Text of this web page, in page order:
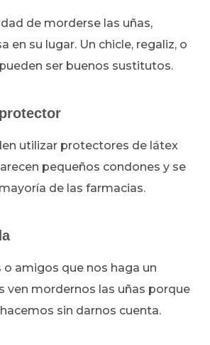
de morderse las uñas,
en su lugar. Un chicle, regaliz, o
ser buenos sustitutos.
utilizar protectores de látex
pequeños condones y se
de las farmacias.
o amigos que nos haga un
ven mordernos las uñas porque
sin darnos cuenta.